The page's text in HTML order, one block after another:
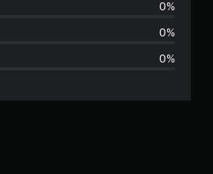
e
o
0%
0%
0%